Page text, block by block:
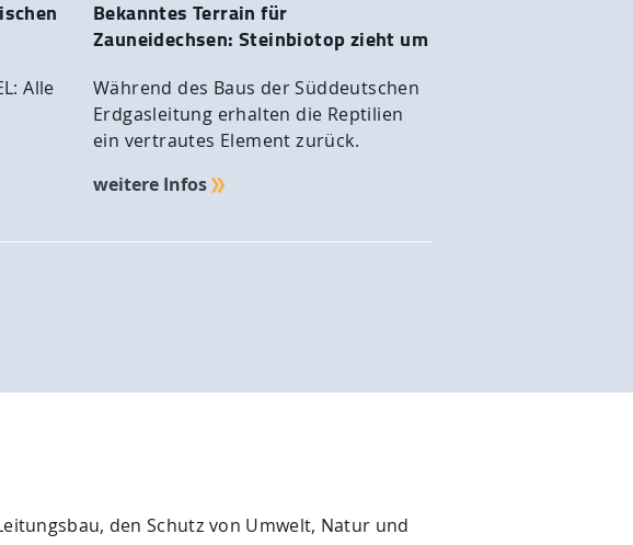
Alle
Bekanntes Terrain für
Zauneidechsen: Steinbiotop zieht um
Während des Baus der Süddeutschen
Erdgasleitung erhalten die Reptilien
ein vertrautes Element zurück.
weitere Infos
den Schutz von Umwelt, Natur und